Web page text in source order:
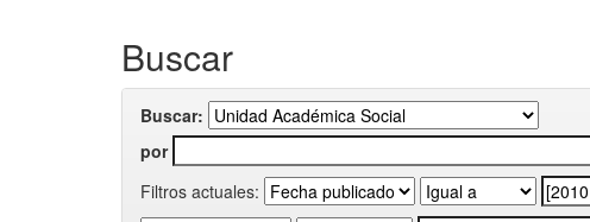
Buscar
Buscar:
por
Filtros actuales: